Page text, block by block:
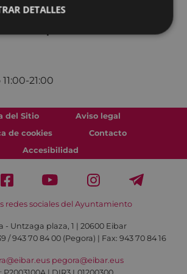
a la reencarnación y sean
vidas para conocer el Tíbet.
21:00
del Sitio
Aviso legal
de cookies
Contacto
Accesibilidad
redes sociales del Ayuntamiento
- Untzaga plaza, 1 | 20600 Eibar
/ 943 70 84 00 (Pegora) | Fax: 943 70 84 16
pegora@eibar.eus
DETALLES